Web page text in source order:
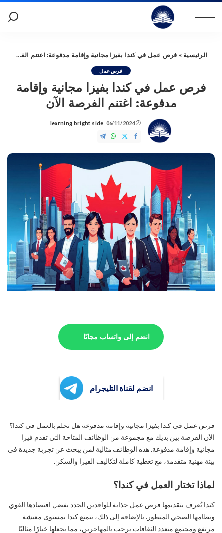
الرئيسية » فرص عمل في كندا بفيزا مجانية وإقامة مدفوعة: اغتنم الفرصة الآن
فرص عمل
فرص عمل في كندا بفيزا مجانية وإقامة
مدفوعة: اغتنم الفرصة الآن
06/11/2024
Posted
by
learning bright side
انضم إلى واتساب مجانًا
انضم لقناة التليجرام
فرص عمل في كندا بفيزا مجانية وإقامة مدفوعة هل تحلم بالعمل في كندا؟
الآن الفرصة بين يديك مع مجموعة من الوظائف المتاحة التي تقدم فيزا
مجانية وإقامة مدفوعة. هذه الوظائف مثالية لمن يبحث عن تجربة جديدة في
بيئة مهنية متقدمة، مع تغطية كاملة لتكاليف الفيزا والسكن.
لماذا تختار العمل في كندا؟
كندا تُعرف بتقديمها فرص عمل جذابة للوافدين الجدد بفضل اقتصادها القوي
ونظامها الصحي المتطور. بالإضافة إلى ذلك، تتمتع كندا بمستوى معيشة
مرتفع ومجتمع متعدد الثقافات يرحب بالمهاجرين، مما يجعلها خيارًا مثاليًا